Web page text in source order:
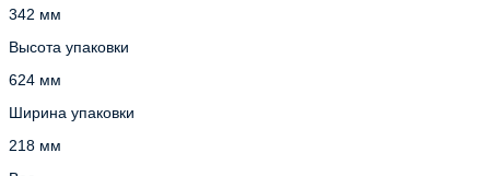
342 мм
Высота упаковки
624 мм
Ширина упаковки
218 мм